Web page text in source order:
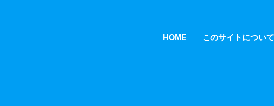
HOME このサイトについて